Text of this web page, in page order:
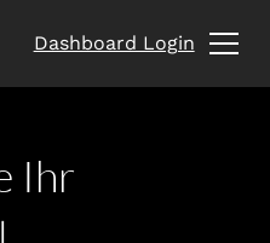
Dashboard Login
Ihr